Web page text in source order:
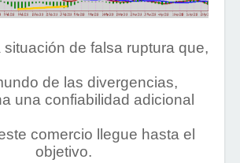
situación de falsa ruptura que,
de las divergencias,
una confiabilidad adicional
comercio llegue hasta el
objetivo.